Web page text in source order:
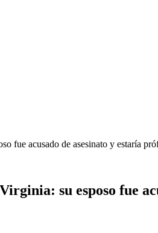
fue acusado de asesinato y estaría
su esposo fue